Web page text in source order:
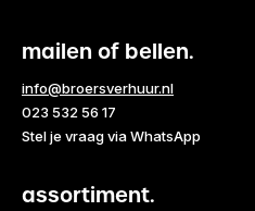
mailen of bellen.
info@broersverhuur.nl
023 532 56 17
Stel je vraag via WhatsApp
assortiment.